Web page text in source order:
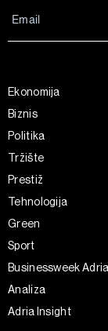
Ekonomija
Biznis
Politika
Tržište
Prestiž
Tehnologija
Green
Sport
Businessweek Adria
Analiza
Adria Insight